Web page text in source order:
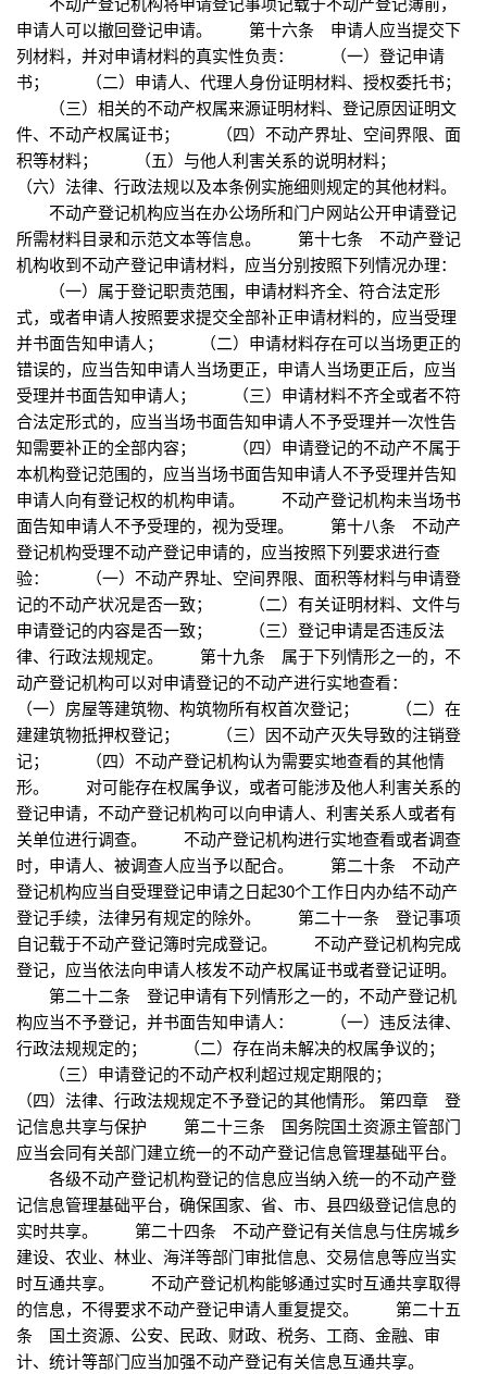
申请人可以撤回登记申请。 第十六条 申请人应当提交下
列材料，并对申请材料的真实性负责： （一）登记申请
书； （二）申请人、代理人身份证明材料、授权委托书；
（三）相关的不动产权属来源证明材料、登记原因证明文
件、不动产权属证书； （四）不动产界址、空间界限、面
积等材料； （五）与他人利害关系的说明材料；
（六）法律、行政法规以及本条例实施细则规定的其他材料。
不动产登记机构应当在办公场所和门户网站公开申请登记
所需材料目录和示范文本等信息。 第十七条 不动产登记
机构收到不动产登记申请材料，应当分别按照下列情况办理：
（一）属于登记职责范围，申请材料齐全、符合法定形
式，或者申请人按照要求提交全部补正申请材料的，应当受理
并书面告知申请人； （二）申请材料存在可以当场更正的
错误的，应当告知申请人当场更正，申请人当场更正后，应当
受理并书面告知申请人； （三）申请材料不齐全或者不符
合法定形式的，应当当场书面告知申请人不予受理并一次性告
知需要补正的全部内容； （四）申请登记的不动产不属于
本机构登记范围的，应当当场书面告知申请人不予受理并告知
申请人向有登记权的机构申请。 不动产登记机构未当场书
面告知申请人不予受理的，视为受理。 第十八条 不动产
登记机构受理不动产登记申请的，应当按照下列要求进行查
验： （一）不动产界址、空间界限、面积等材料与申请登
记的不动产状况是否一致； （二）有关证明材料、文件与
申请登记的内容是否一致； （三）登记申请是否违反法
律、行政法规规定。 第十九条 属于下列情形之一的，不
动产登记机构可以对申请登记的不动产进行实地查看：
（一）房屋等建筑物、构筑物所有权首次登记； （二）在
建建筑物抵押权登记； （三）因不动产灭失导致的注销登
记； （四）不动产登记机构认为需要实地查看的其他情
形。 对可能存在权属争议，或者可能涉及他人利害关系的
登记申请，不动产登记机构可以向申请人、利害关系人或者有
关单位进行调查。 不动产登记机构进行实地查看或者调查
时，申请人、被调查人应当予以配合。 第二十条 不动产
登记机构应当自受理登记申请之日起30个工作日内办结不动产
登记手续，法律另有规定的除外。 第二十一条 登记事项
自记载于不动产登记簿时完成登记。 不动产登记机构完成
登记，应当依法向申请人核发不动产权属证书或者登记证明。
第二十二条 登记申请有下列情形之一的，不动产登记机
构应当不予登记，并书面告知申请人： （一）违反法律、
行政法规规定的； （二）存在尚未解决的权属争议的；
（三）申请登记的不动产权利超过规定期限的；
（四）法律、行政法规规定不予登记的其他情形。 第四章 登
记信息共享与保护 第二十三条 国务院国土资源主管部门
应当会同有关部门建立统一的不动产登记信息管理基础平台。
各级不动产登记机构登记的信息应当纳入统一的不动产登
记信息管理基础平台，确保国家、省、市、县四级登记信息的
实时共享。 第二十四条 不动产登记有关信息与住房城乡
建设、农业、林业、海洋等部门审批信息、交易信息等应当实
时互通共享。 不动产登记机构能够通过实时互通共享取得
的信息，不得要求不动产登记申请人重复提交。 第二十五
条 国土资源、公安、民政、财政、税务、工商、金融、审
计、统计等部门应当加强不动产登记有关信息互通共享。